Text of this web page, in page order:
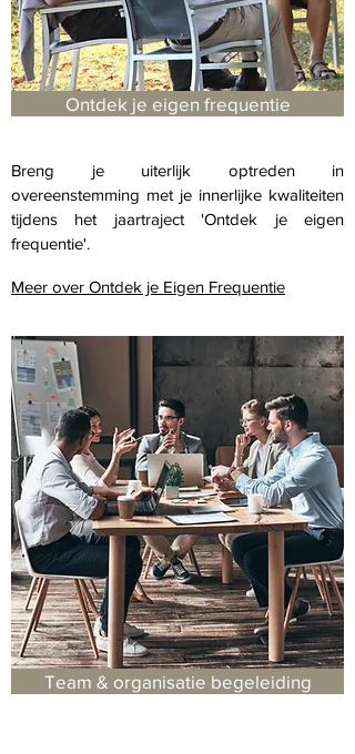
Ontdek je eigen frequentie
Breng je uiterlijk optreden in
overeenstemming met je innerlijke kwaliteiten
tijdens het jaartraject 'Ontdek je eigen
frequentie'.
Meer over Ontdek je Eigen Frequentie
Team & organisatie begeleiding